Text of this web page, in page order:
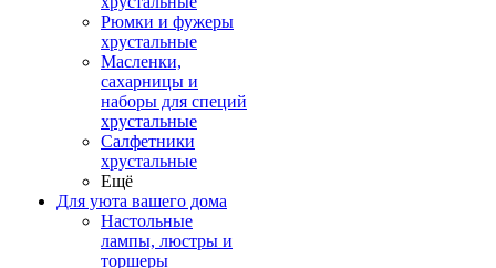
Рюмки и фужеры
хрустальные
Масленки,
сахарницы и
наборы для специй
хрустальные
Салфетники
хрустальные
Ещё
Для уюта вашего дома
Настольные
лампы, люстры и
торшеры